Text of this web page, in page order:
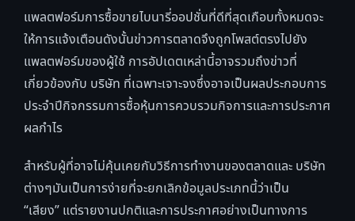
แพลตฟอร์มการซื้อขายไบนารี่ออปชั่นที่ดีที่สุดเกือบทั้งหมดจะ
ให้การแจ้งเตือนดังนั้นข่าวการตลาดจึงถูกโพสต์ตรงไปยัง
แพลตฟอร์มของผู้ใช้ การอัปเดตเหล่านี้อาจรวมถึงข่าวที่
เกี่ยวข้องกับ บริษัท ที่เฉพาะเจาะจงซึ่งอาจเป็นผลประกอบการ
ประจำปีกิจกรรมการซื้อหุ้นการควบรวมกิจการและการประกาศ
ผลกำไร
สำหรับผู้ที่อาจไม่คุ้นเคยกับวิธีการทำงานของตลาดและ บริษัท
ต่างๆมันเป็นการง่ายที่จะยกเลิกข้อมูลประเภทนี้ว่าเป็น
“เสียง” แต่รายงานปกติและการประกาศอย่างเป็นทางการ